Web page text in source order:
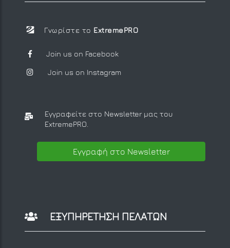
Γνωρίστε το ExtremePRO
Join us on Facebook
Join us on Instagram
Εγγραφείτε στο Newsletter μας του
ExtremePRO.
Εγγραφή στο Newsletter
ΕΞΥΠΗΡΕΤΗΣΗ ΠΕΛΑΤΩΝ